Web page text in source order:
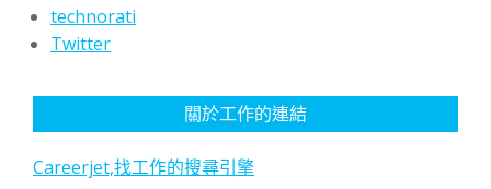
technorati
Twitter
關於工作的連結
Careerjet,找工作的搜尋引擎